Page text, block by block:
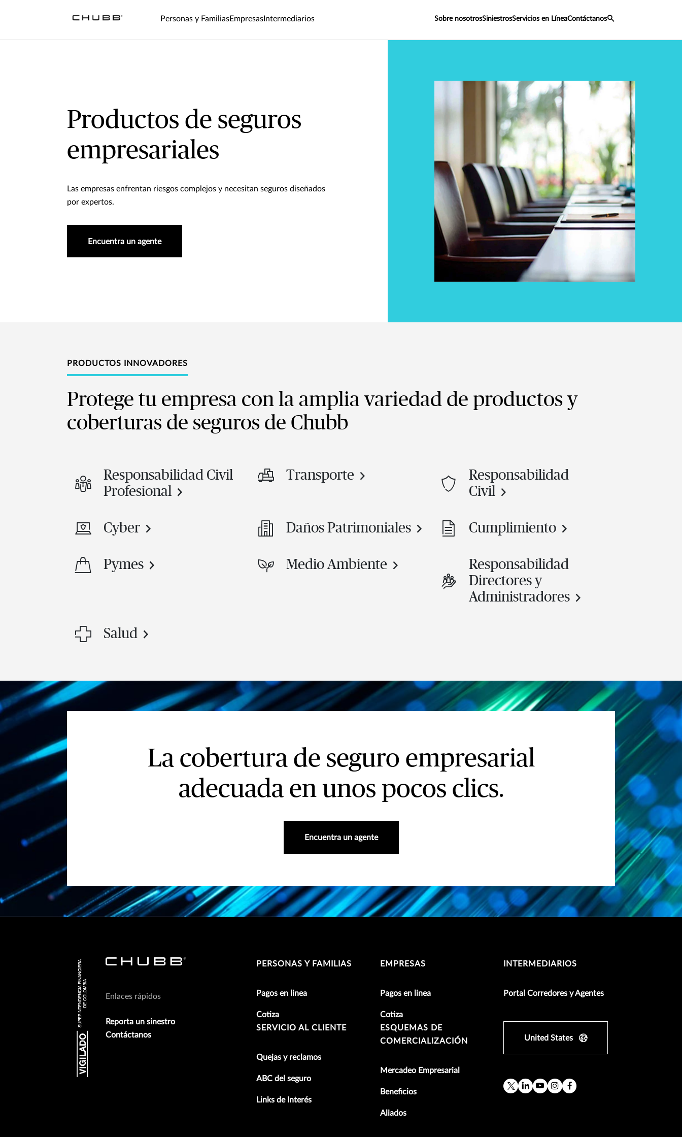
Personas y FamiliasEmpresas Intermediarios Sobre nosotrosSiniestrosServicios en LíneaContáctanos
Productos de seguros
empresariales
Las empresas enfrentan riesgos complejos y necesitan seguros diseñados
por expertos.
Encuentra un agente
PRODUCTOS INNOVADORES
Protege tu empresa con la amplia variedad de productos y
coberturas de seguros de Chubb
Responsabilidad Civil
Profesional
Transporte
Responsabilidad
Civil
Cyber Daños Patrimoniales Cumplimiento
Pymes Medio Ambiente
Responsabilidad
Directores y
Administradores
Salud
La cobertura de seguro empresarial
adecuada en unos pocos clics.
Encuentra un agente
Enlaces rápidos
Reporta un sinestro
Contáctanos
PERSONAS Y FAMILIAS
Pagos en linea
Cotiza
EMPRESAS
Pagos en linea
Cotiza
INTERMEDIARIOS
Portal Corredores y Agentes
SERVICIO AL CLIENTE
Quejas y reclamos
ABC del seguro
Links de Interés
ESQUEMAS DE
COMERCIALIZACIÓN
Mercadeo Empresarial
Beneficios
Aliados
United States